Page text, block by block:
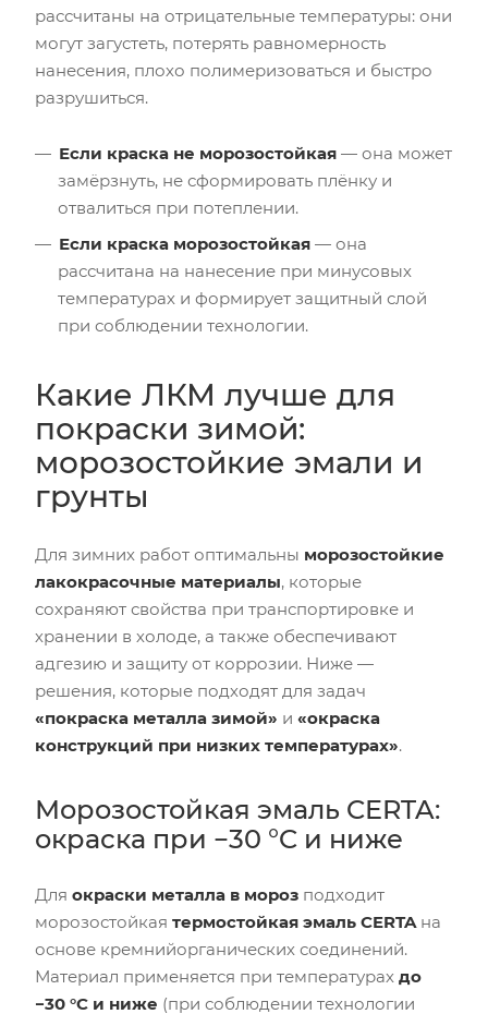
рассчитаны на отрицательные температуры: они
могут загустеть, потерять равномерность
нанесения, плохо полимеризоваться и быстро
разрушиться.
Если краска не морозостойкая — она может
замёрзнуть, не сформировать плёнку и
отвалиться при потеплении.
Если краска морозостойкая — она
рассчитана на нанесение при минусовых
температурах и формирует защитный слой
при соблюдении технологии.
Какие ЛКМ лучше для
покраски зимой:
морозостойкие эмали и
грунты
Для зимних работ оптимальны морозостойкие
лакокрасочные материалы, которые
сохраняют свойства при транспортировке и
хранении в холоде, а также обеспечивают
адгезию и защиту от коррозии. Ниже —
решения, которые подходят для задач
«покраска металла зимой» и «окраска
конструкций при низких температурах».
Морозостойкая эмаль CERTA:
окраска при −30 °C и ниже
Для окраски металла в мороз подходит
морозостойкая термостойкая эмаль CERTAна
основе кремнийорганических соединений.
Материал применяется при температурах до
−30 °C и ниже (при соблюдении технологии